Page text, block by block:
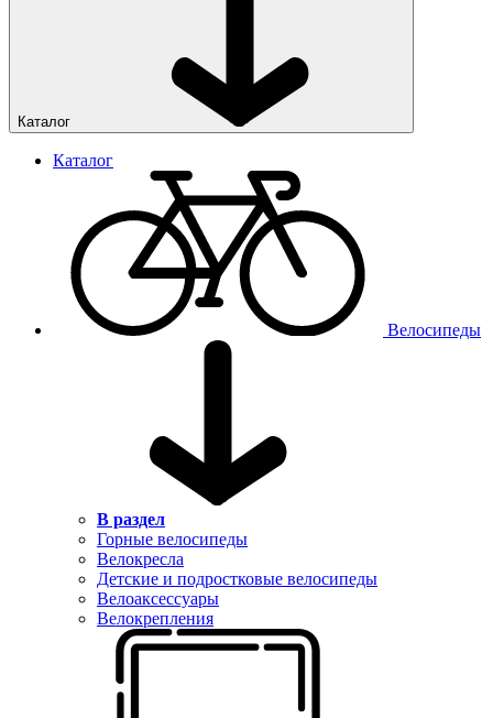
Каталог
Каталог
Велосипеды
В раздел
Горные велосипеды
Велокресла
Детские и подростковые велосипеды
Велоаксессуары
Велокрепления